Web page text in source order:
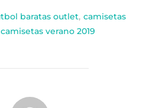
baratas outlet, camisetas
camisetas verano 2019
LA PUBLICACIÓN